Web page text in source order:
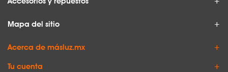
Mapa del sitio
Acerca de másluz.mx
Tu cuenta